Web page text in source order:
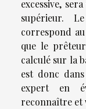
excessive,
supérieur.
correspond
que le
calculé sur la
est donc
expert en
reconnaître et